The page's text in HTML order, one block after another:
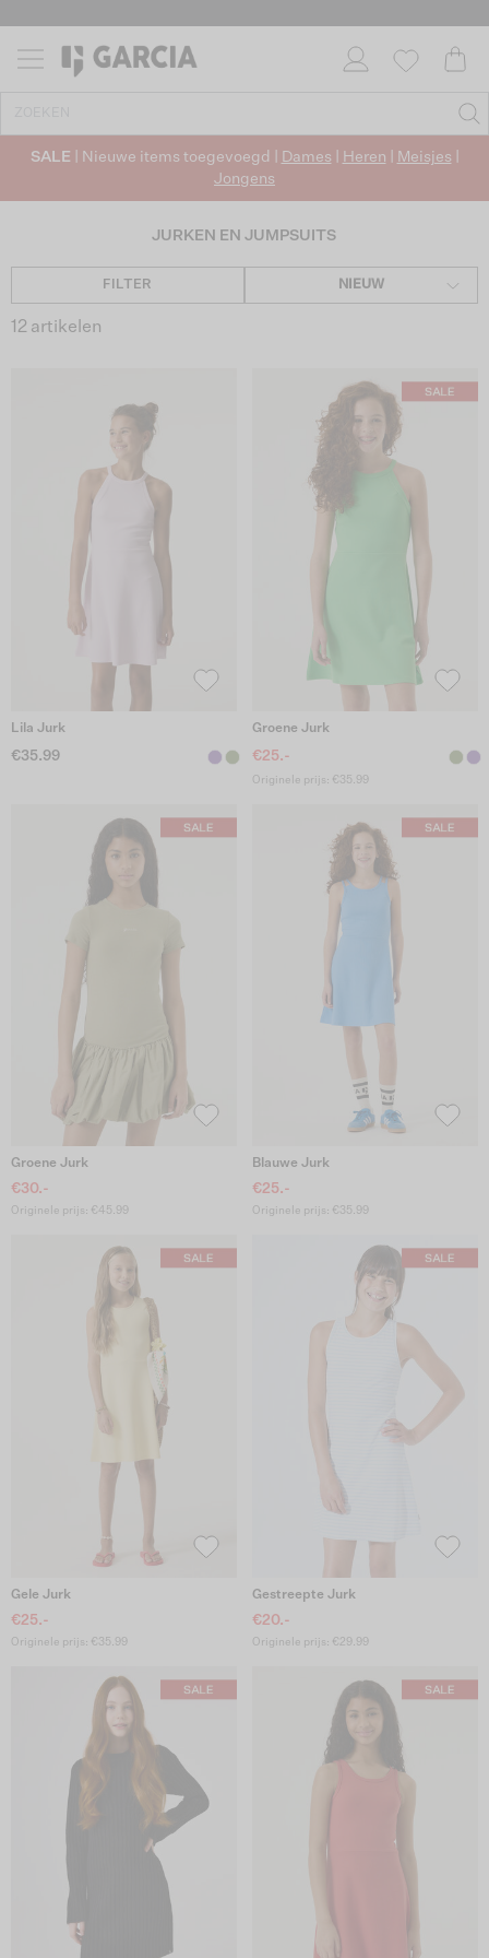
SALE | Nieuwe items toegevoegd | Dames Heren Meisjes
Jongens
JURKEN EN JUMPSUITS
FILTER NIEUW
12 artikelen
Lila Jurk
€35.99
Groene Jurk
€25.-
Originele prijs: €35.99
Groene Jurk
€30.-
Originele prijs: €45.99
Blauwe Jurk
€25.-
Originele prijs: €35.99
Gele Jurk
€25.-
Originele prijs: €35.99
Gestreepte Jurk
€20.-
Originele prijs: €29.99